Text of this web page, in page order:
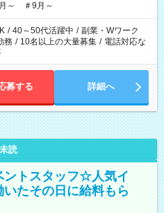
～ ＃9月～
/ 40～50代活躍中 / 副業・Wワーク
務 / 10名以上の大量募集 / 電話対応な
募する 詳細へ
未読
ントスタッフ☆人気イ
たその日に給料もら